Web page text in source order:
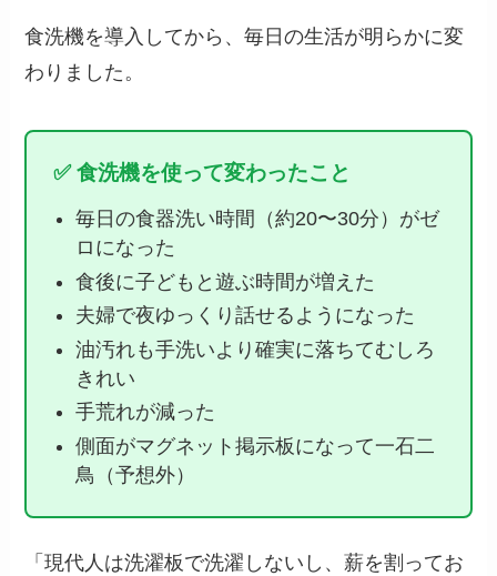
食洗機を導入してから、毎日の生活が明らかに変
わりました。
✅ 食洗機を使って変わったこと
毎日の食器洗い時間（約20〜30分）がゼ
ロになった
食後に子どもと遊ぶ時間が増えた
夫婦で夜ゆっくり話せるようになった
油汚れも手洗いより確実に落ちてむしろ
きれい
手荒れが減った
側面がマグネット掲示板になって一石二
鳥（予想外）
「現代人は洗濯板で洗濯しないし、薪を割ってお